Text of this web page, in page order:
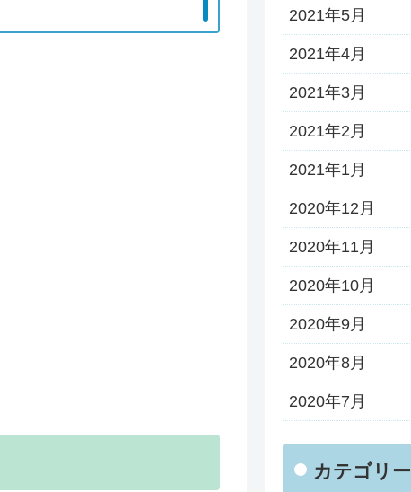
2021年5月
2021年4月
2021年3月
2021年2月
2021年1月
2020年12月
2020年11月
2020年10月
2020年9月
2020年8月
2020年7月
カテゴリー